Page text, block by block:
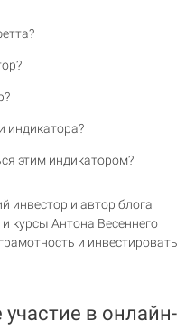
индикатора?
этим индикатором?
инвестор и автор блога
курсы Антона Весеннего
и инвестировать
в онлайн-